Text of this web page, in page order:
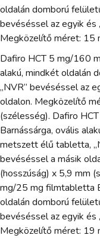
oldalán domború
bevéséssel az egyik és
Megközelítő méret: 15
Dafiro HCT 5 mg/160
alakú, mindkét oldalán
„NVR” bevéséssel az
oldalon. Megközelítő
(szélesség). Dafiro
Barnássárga, ovális
metszett élű tabletta,
bevéséssel a másik
(hosszúság) x 5,9 mm
mg/25 mg filmtabletta
oldalán domború
bevéséssel az egyik és
Megközelítő méret: 19